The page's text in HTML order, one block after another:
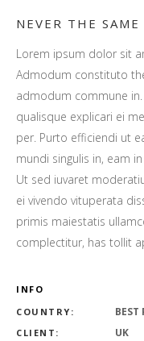
NEVER THE SAME
Lorem ipsum dolor sit
Admodum constituto
admodum commune
qualisque explicari ei
per. Purto efficiendi ut
mundi singulis in, eam
Ut sed iuvaret
ei vivendo vituperata
primis maiestatis
complectitur, has tollit
INFO
COUNTRY:
BEST
CLIENT: UK